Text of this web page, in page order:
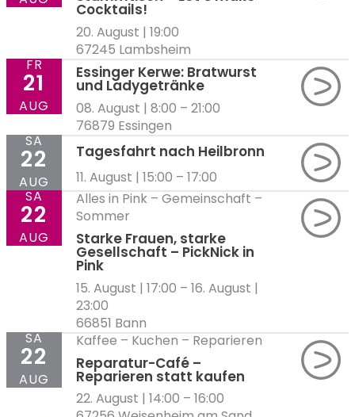
Cocktails!
20. August | 19:00
67245 Lambsheim
Essinger Kerwe: Bratwurst
und Ladygetränke
08. August | 8:00 – 21:00
76879 Essingen
FR
21
AUG
Tagesfahrt nach Heilbronn
11. August | 15:00 – 17:00
SA
22
AUG
Starke Frauen, starke
Gesellschaft – PickNick in
Pink
Alles in Pink – Gemeinschaft –
Sommer
15. August | 17:00 – 16. August |
23:00
66851 Bann
SA
22
AUG
Reparatur-Café –
Reparieren statt kaufen
Kaffee – Kuchen – Reparieren
22. August | 14:00 – 16:00
SA
22
AUG